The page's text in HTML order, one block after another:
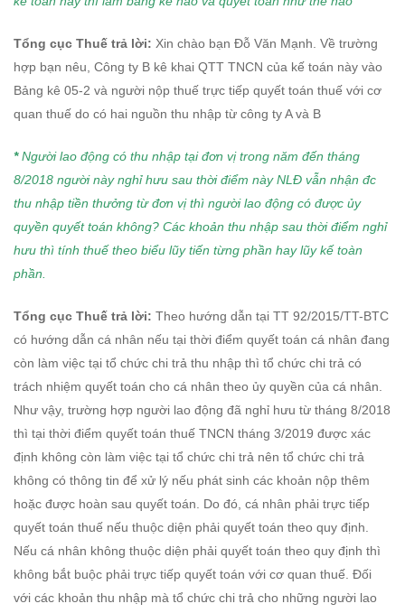
Tổng cục Thuế trả lời: Xin chào bạn Đỗ Văn Mạnh. Về trường
hợp bạn nêu, Công ty B kê khai QTT TNCN của kế toán này vào
Bảng kê 05-2 và người nộp thuế trực tiếp quyết toán thuế với cơ
quan thuế do có hai nguồn thu nhập từ công ty A và B
*Người lao động có thu nhập tại đơn vị trong năm đến tháng
8/2018 người này nghỉ hưu sau thời điểm này NLĐ vẫn nhận đc
thu nhập tiền thưởng từ đơn vị thì người lao động có được ủy
quyền quyết toán không? Các khoản thu nhập sau thời điểm nghỉ
hưu thì tính thuế theo biểu lũy tiến từng phần haylũy kế toàn
phần.
Tổng cục Thuế trả lời: Theo hướng dẫn tại TT 92/2015/TT-BTC
có hướng dẫn cá nhân nếu tại thời điểm quyết toán cá nhân đang
còn làm việc tại tổ chức chi trả thu nhập thì tổ chức chi trả có
trách nhiệm quyết toán cho cá nhân theo ủy quyền của cá nhân.
Như vậy, trường hợp người lao động đã nghỉ hưu từ tháng 8/2018
thì tại thời điểm quyết toán thuế TNCN tháng 3/2019 được xác
định không còn làm việc tại tổ chức chi trả nên tổ chức chi trả
không có thông tin để xử lý nếu phát sinh các khoản nộp thêm
hoặc được hoàn sau quyết toán. Do đó, cá nhân phải trực tiếp
quyết toán thuế nếu thuộc diện phải quyết toán theo quy định.
Nếu cá nhân không thuộc diện phải quyết toán theo quy định thì
không bắt buộc phải trực tiếp quyết toán với cơ quan thuế. Đối
với các khoản thu nhập mà tổ chức chi trả cho những người lao